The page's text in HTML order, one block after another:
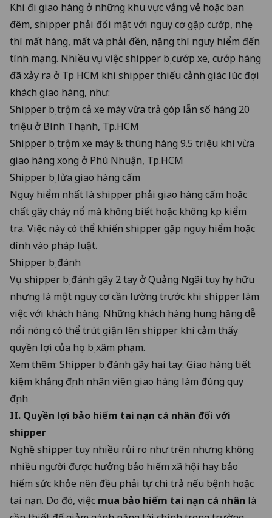
Khi đi giao hàng ở những khu vực vắng vẻ hoặc ban
đêm, shipper phải đối mặt với nguy cơ gặp cướp, nhẹ
thì mất hàng, mất và phải đền, nặng thì nguy hiểm đến
tính mạng. Nhiều vụ việc shipper bị cướp xe, cướp hàng
đã xảy ra ở Tp HCM khi shipper thiếu cảnh giác lúc đợi
khách giao hàng, như:
Shipper bị trộm cả xe máy vừa trả góp lẫn số hàng 20
triệu ở Bình Thạnh, Tp.HCM
Shipper bị trộm xe máy & thùng hàng 9.5 triệu khi vừa
giao hàng xong ở Phú Nhuận, Tp.HCM
Shipper bị lừa giao hàng cấm
Nguy hiểm nhất là shipper phải giao hàng cấm hoặc
chất gây cháy nổ mà không biết hoặc không kịp kiểm
tra. Việc này có thể khiến shipper gặp nguy hiểm hoặc
dính vào pháp luật.
Shipper bị đánh
Vụ shipper bị đánh gãy 2 tay ở Quảng Ngãi tuy hy hữu
nhưng là một nguy cơ cần lường trước khi shipper làm
việc với khách hàng. Những khách hàng hung hăng dễ
nổi nóng có thể trút giận lên shipper khi cảm thấy
quyền lợi của họ bị xâm phạm.
Xem thêm: Shipper bị đánh gãy hai tay: Giao hàng tiết
kiệm khẳng định nhân viên giao hàng làm đúng quy
định
II. Quyền lợi bảo hiểm tai nạn cá nhân đối với
shipper
Nghề shipper tuy nhiều rủi ro như trên nhưng không
nhiều người được hưởng bảo hiểm xã hội hay bảo
hiểm sức khỏe nên đều phải tự chi trả nếu bệnh hoặc
tai nạn. Do đó, việc mua bảo hiểm tai nạn cá nhân là